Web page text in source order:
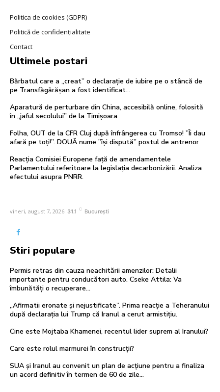
Politica de cookies (GDPR)
Politică de confidențialitate
Contact
Ultimele postari
Bărbatul care a „creat” o declarație de iubire pe o stâncă de
pe Transfăgărășan a fost identificat…
Aparatură de perturbare din China, accesibilă online, folosită
în „jaful secolului” de la Timișoara
Folha, OUT de la CFR Cluj după înfrângerea cu Tromso! ”Îi dau
afară pe toți!”. DOUĂ nume ”își dispută” postul de antrenor
Reacția Comisiei Europene față de amendamentele
Parlamentului referitoare la legislația decarbonizării. Analiza
efectului asupra PNRR.
vineri, august 7, 2026 31.1 C București
Stiri populare
Permis retras din cauza neachitării amenzilor: Detalii
importante pentru conducători auto. Cseke Attila: Va
îmbunătăți o recuperare…
„Afirmatii eronate și nejustificate”. Prima reacție a Teheranului
după declarația lui Trump că Iranul a cerut armistițiu.
Cine este Mojtaba Khamenei, recentul lider suprem al Iranului?
Care este rolul marmurei în construcții?
SUA și Iranul au convenit un plan de acțiune pentru a finaliza
un acord definitiv în termen de 60 de zile…